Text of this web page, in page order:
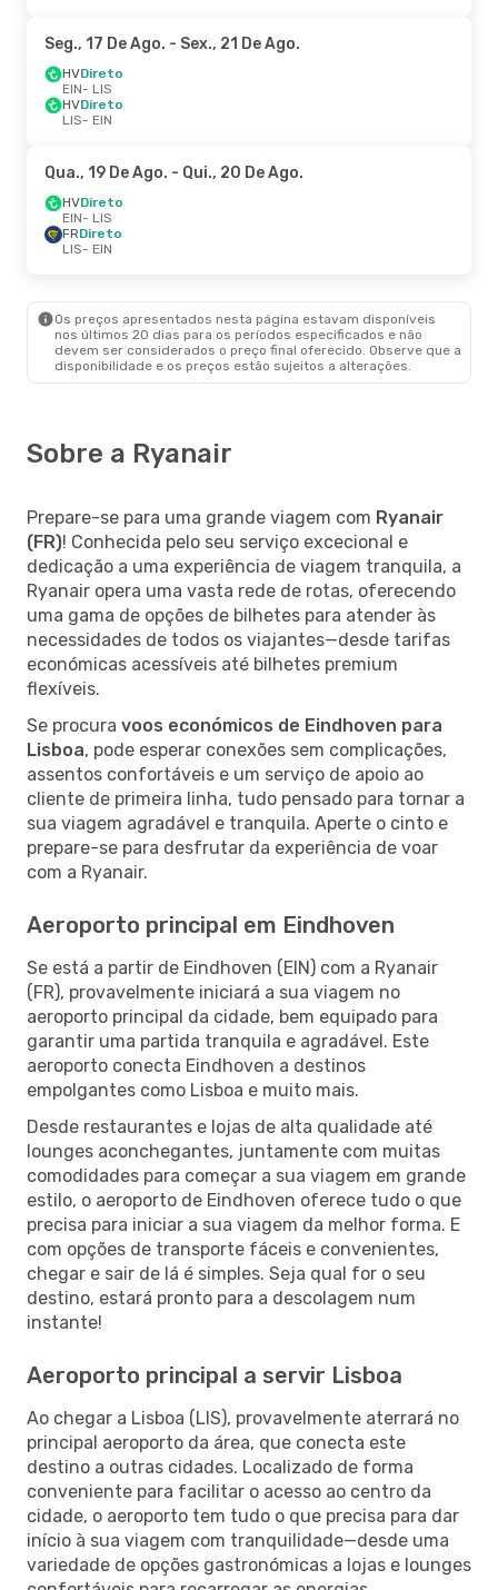
Seg., 17 De Ago. - Sex., 21 De Ago.
HVDireto
EIN- LIS
HVDireto
LIS- EIN
Qua., 19 De Ago. - Qui., 20 De Ago.
HVDireto
EIN- LIS
FRDireto
LIS- EIN
Os preços apresentados nesta página estavam disponíveis
nos últimos 20 dias para os períodos especificados e não
devem ser considerados o preço final oferecido. Observe que a
disponibilidade e os preços estão sujeitos a alterações.
Sobre a Ryanair
Prepare-se para uma grande viagem com Ryanair
(FR)! Conhecida pelo seu serviço excecional e
dedicação a uma experiência de viagem tranquila, a
Ryanair opera uma vasta rede de rotas, oferecendo
uma gama de opções de bilhetes para atender às
necessidades de todos os viajantes—desde tarifas
económicas acessíveis até bilhetes premium
flexíveis.
Se procura voos económicos de Eindhoven para
Lisboa, pode esperar conexões sem complicações,
assentos confortáveis e um serviço de apoio ao
cliente de primeira linha, tudo pensado para tornar a
sua viagem agradável e tranquila. Aperte o cinto e
prepare-se para desfrutar da experiência de voar
com a Ryanair.
Aeroporto principal em Eindhoven
Se está a partir de Eindhoven (EIN) com a Ryanair
(FR), provavelmente iniciará a sua viagem no
aeroporto principal da cidade, bem equipado para
garantir uma partida tranquila e agradável. Este
aeroporto conecta Eindhoven a destinos
empolgantes como Lisboa e muito mais.
Desde restaurantes e lojas de alta qualidade até
lounges aconchegantes, juntamente com muitas
comodidades para começar a sua viagem em grande
estilo, o aeroporto de Eindhoven oferece tudo o que
precisa para iniciar a sua viagem da melhor forma. E
com opções de transporte fáceis e convenientes,
chegar e sair de lá é simples. Seja qual for o seu
destino, estará pronto para a descolagem num
instante!
Aeroporto principal a servir Lisboa
Ao chegar a Lisboa (LIS), provavelmente aterrará no
principal aeroporto da área, que conecta este
destino a outras cidades. Localizado de forma
conveniente para facilitar o acesso ao centro da
cidade, o aeroporto tem tudo o que precisa para dar
início à sua viagem com tranquilidade—desde uma
variedade de opções gastronómicas a lojas e lounges